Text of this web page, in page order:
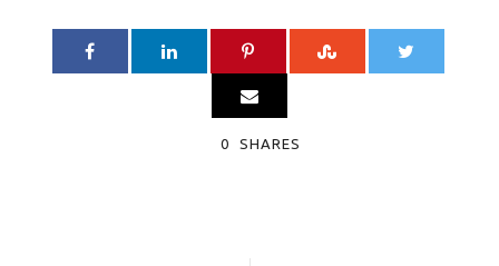
0 SHARES